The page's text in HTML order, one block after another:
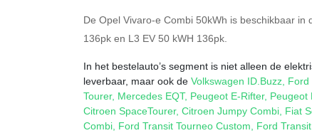
De Opel Vivaro-e Combi 50kWh is beschikbaar in
136pk en L3 EV 50 kWH 136pk.
In het bestelauto’s segment is niet alleen de
leverbaar, maar ook de Volkswagen ID.Buzz, Ford
Tourer, Mercedes EQT, Peugeot E-Rifter, Peugeot
Citroen SpaceTourer, Citroen Jumpy Combi, Fiat
Combi, Ford Transit Tourneo Custom, Ford